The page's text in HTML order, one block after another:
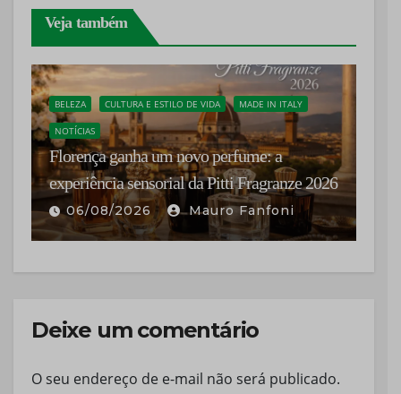
Veja também
CONSULADO NOTÍCIAS
Itália nomeia Pietro Tombaccini como novo
cônsul-geral em Belo Horizonte
07/08/2026 Francesco Sibilla
Deixe um comentário
O seu endereço de e-mail não será publicado.